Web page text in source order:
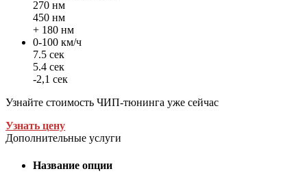
270 нм
450 нм
+ 180 нм
0-100 км/ч
7.5 сек
5.4 сек
-2,1 сек
Узнайте стоимость ЧИП-тюнинга уже сейчас
Узнать цену
Дополнительные услуги
Название опции